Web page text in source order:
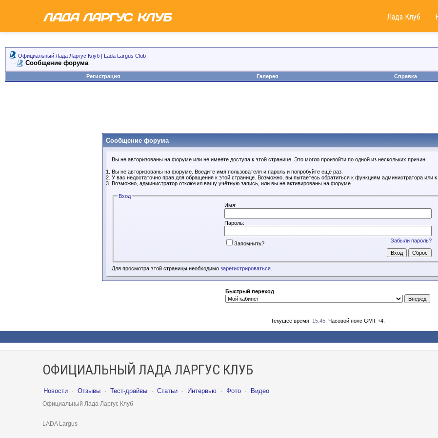
Лада Клуб
Официальный Лада Ларгус Клуб | Lada Largus Club
Сообщение форума
Регистрация
Галерея Справка
Сообщение форума
Вы не авторизованы на форуме или не имеете доступа к этой странице. Это могло произойти по одной из нескольких причин:
Вы не авторизованы на форуме. Введите имя пользователя и пароль и попробуйте ещё раз.
У вас недостаточно прав для обращения к этой странице. Возможно, вы пытаетесь обратиться к функциям администратора или
Возможно, администратор отключил вашу учётную запись, или вы не активированы на форуме.
Вход
Имя:
Пароль:
Забыли пароль?
Запомнить?
Для просмотра этой страницы необходимо зарегистрироваться
Быстрый переход
Текущее время: 15:45 . Часовой пояс GMT +4.
ОФИЦИАЛЬНЫЙ ЛАДА ЛАРГУС КЛУБ
Новости · Отзывы · Тест-драйвы · Статьи · Интервью · Фото · Видео
Официальный Лада Ларгус Клуб
LADA Largus